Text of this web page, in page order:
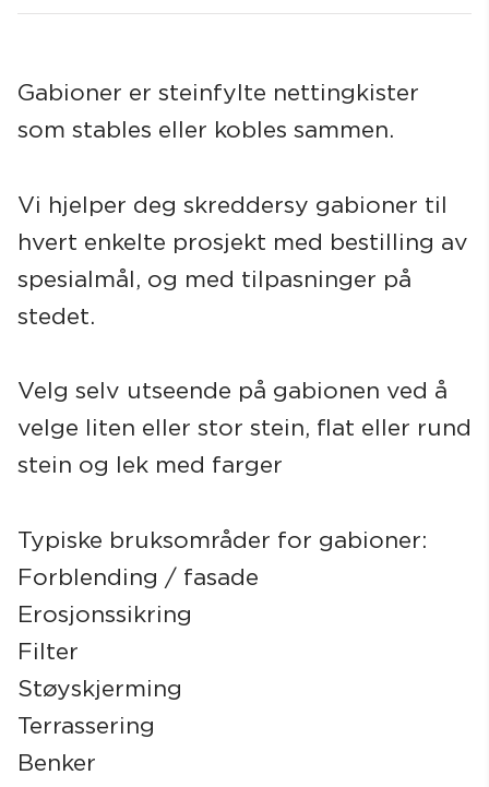
Søk
Gabioner er steinfylte nettingkister
som stables eller kobles sammen.
Vi hjelper deg skreddersy gabioner til
hvert enkelte prosjekt med bestilling av
spesialmål, og med tilpasninger på
stedet.
Velg selv utseende på gabionen ved å
velge liten eller stor stein, flat eller rund
stein og lek med farger
Typiske bruksområder for gabioner:
Forblending / fasade
Erosjonssikring
Filter
Støyskjerming
Terrassering
Benker